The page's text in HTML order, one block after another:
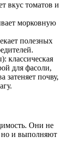
вкус томатов и
морковную
полезных
классическая
для фасоли,
затеняет почву,
Они не
но и выполняют